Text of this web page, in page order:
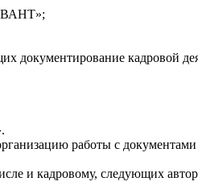
документирование кадровой
работы с
и кадровому, следующих